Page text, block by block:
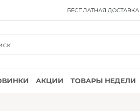
БЕСПЛАТНАЯ ДОСТАВКА
АКЦИИ ТОВАРЫ НЕДЕЛИ